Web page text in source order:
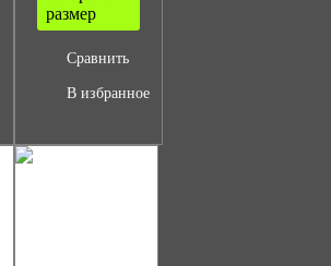
размер
Сравнить
В избранное